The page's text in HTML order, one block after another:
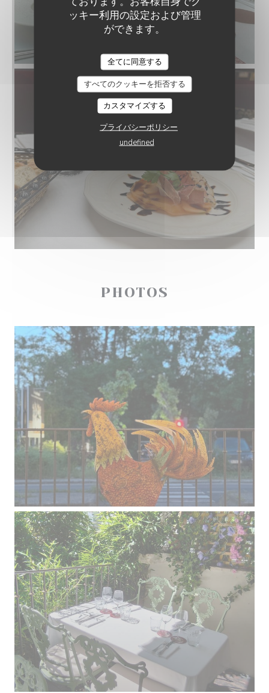
ッキー利用の設定および管理
ができます。
全てに同意する
すべてのクッキーを拒否する
カスタマイズする
プライバシーポリシー
undefined
PHOTOS